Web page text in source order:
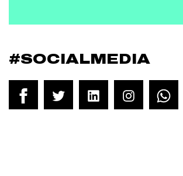
#SOCIALMEDIA
FacebookTwitter LinkedInInstagram